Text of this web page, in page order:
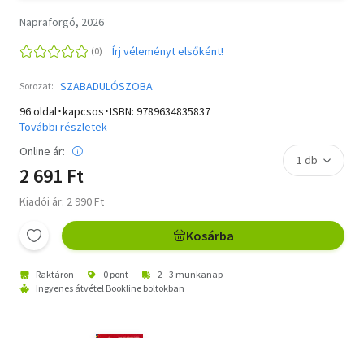
Napraforgó, 2026
Írj véleményt elsőként!
Sorozat: SZABADULÓSZOBA
96 oldal･kapcsos･ISBN: 9789634835837
További részletek
Online ár:
2 691 Ft
Kiadói ár: 2 990 Ft
Kosárba
Raktáron 0 pont
2 - 3 munkanap
Ingyenes átvétel Bookline boltokban